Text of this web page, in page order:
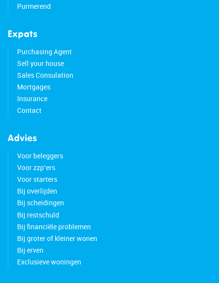
Purmerend
Expats
Purchasing Agent
Sell your house
Sales Consulation
Mortgages
Insurance
Contact
Advies
Voor beleggers
Voor zzp’ers
Voor starters
Bij overlijden
Bij scheidingen
Bij restschuld
Bij financiële problemen
Bij groter of kleiner wonen
Bij erven
Exclusieve woningen